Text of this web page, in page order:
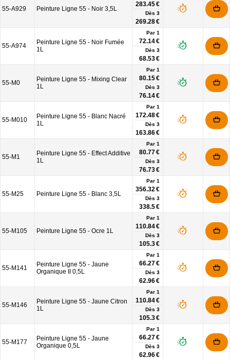
55-A929 Peinture Ligne 55 - Noir 3,5L
283.45 €
Dès 3
269.28 €
55-A974
Peinture Ligne 55 - Noir Fumée
1L
Par 1
72.14 €
Dès 3
68.53 €
55-M0
Peinture Ligne 55 - Mixing Clear
1L
Par 1
80.15 €
Dès 3
76.14 €
55-M010
Peinture Ligne 55 - Blanc Nacré
1L
Par 1
172.48 €
Dès 3
163.86 €
55-M1
Peinture Ligne 55 - Effect Additive
1L
Par 1
80.77 €
Dès 3
76.73 €
55-M25 Peinture Ligne 55 - Blanc 3,5L
Par 1
356.32 €
Dès 3
338.5 €
55-M105 Peinture Ligne 55 - Ocre 1L
Par 1
110.84 €
Dès 3
105.3 €
55-M141
Peinture Ligne 55 - Jaune
Organique II 0,5L
Par 1
66.27 €
Dès 3
62.96 €
55-M146
Peinture Ligne 55 - Jaune Citron
1L
Par 1
110.84 €
Dès 3
105.3 €
55-M177
Peinture Ligne 55 - Jaune
Organique 0,5L
Par 1
66.27 €
Dès 3
62.96 €